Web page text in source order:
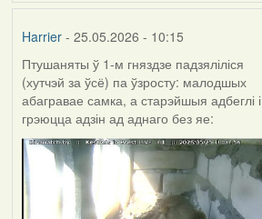
Harrier- 25.05.2026 - 10:15
Птушаняты ў 1-м гняздзе падзяліліся
(хутчэй за ўсё) па ўзросту: малодшых
абагравае самка, а старэйшыя адбеглі і
грэюцца адзін ад аднаго без яе: